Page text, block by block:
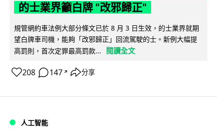
的士業界籲白牌 "改邪歸正"
規管網約車法例大部分條文已於 8 月 3 日生效，的士業界就期
望白牌車司機，能夠「改邪歸正」回流駕駛的士。新例大幅提
高罰則，首次定罪最高罰款...
閱讀全文
208 147 ↗ 分享
人工智能